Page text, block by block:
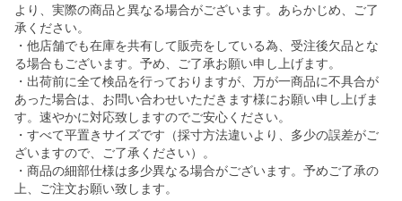
より、実際の商品と異なる場合がございます。あらかじめ、ご了
承ください。
・他店舗でも在庫を共有して販売をしている為、受注後欠品とな
る場合もございます。予め、ご了承お願い申し上げます。
・出荷前に全て検品を行っておりますが、万が一商品に不具合が
あった場合は、お問い合わせいただきます様にお願い申し上げま
す。速やかに対応致しますのでご安心ください。
・すべて平置きサイズです（採寸方法違いより、多少の誤差がご
ざいますので、ご了承ください）。
・商品の細部仕様は多少異なる場合がございます。予めご了承の
上、ご注文お願い致します。